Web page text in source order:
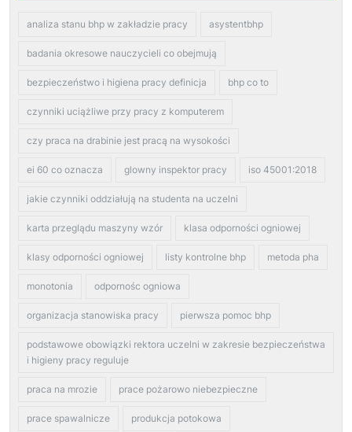
analiza stanu bhp w zakładzie pracy asystentbhp
badania okresowe nauczycieli co obejmują
bezpieczeństwo i higiena pracy definicja bhp co to
czynniki uciążliwe przy pracy z komputerem
czy praca na drabinie jest pracą na wysokości
ei 60 co oznacza glowny inspektor pracy iso 45001:2018
jakie czynniki oddziałują na studenta na uczelni
karta przeglądu maszyny wzór klasa odporności ogniowej
klasy odporności ogniowej listy kontrolne bhp metoda pha
monotonia odpornośc ogniowa
organizacja stanowiska pracy pierwsza pomoc bhp
podstawowe obowiązki rektora uczelni w zakresie bezpieczeństwa
i higieny pracy reguluje
praca na mrozie prace pożarowo niebezpieczne
prace spawalnicze produkcja potokowa